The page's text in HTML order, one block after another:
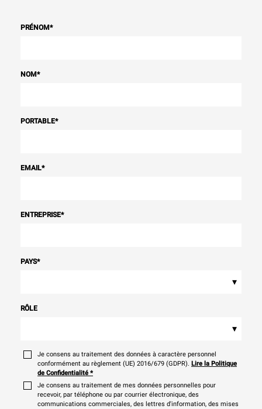
PRÉNOM*
NOM*
PORTABLE*
EMAIL*
ENTREPRISE*
PAYS*
▾
RÔLE
▾
Je consens au traitement des données à caractère personnel
conformément au règlement (UE) 2016/679 (GDPR). Lire la Politique
de Confidentialité *
Je consens au traitement de mes données personnelles pour
recevoir, par téléphone ou par courrier électronique, des
communications commerciales, des lettres d'information, des mises